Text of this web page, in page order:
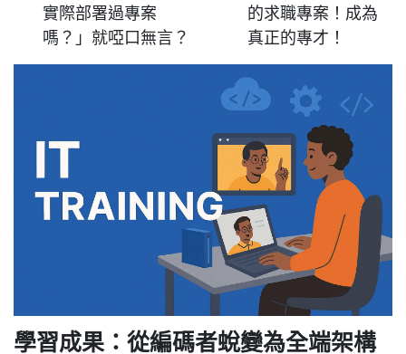
實際部署過專案
嗎？」就啞口無言？
的求職專案！成為
真正的專才！
學習成果：從編碼者蛻變為全端架構